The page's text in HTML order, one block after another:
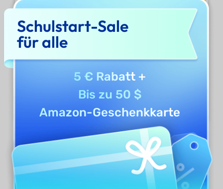
3. UPDF loslegen
Nach Abschluss des Installationsvorgangs
Schulstart-Sale
für alle
5 € Rabatt+
Bis zu 50 $
Amazon-Geschenkkarte